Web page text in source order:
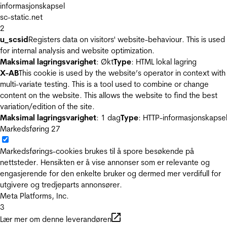
informasjonskapsel
sc-static.net
2
u_scsidRegisters data on visitors' website-behaviour. This is used
for internal analysis and website optimization.
Maksimal lagringsvarighet: ØktType: HTML lokal lagring
X-ABThis cookie is used by the website’s operator in context with
multi-variate testing. This is a tool used to combine or change
content on the website. This allows the website to find the best
variation/edition of the site.
Maksimal lagringsvarighet: 1 dagType: HTTP-informasjonskapsel
Markedsføring 27
Markedsførings-cookies brukes til å spore besøkende på
nettsteder. Hensikten er å vise annonser som er relevante og
engasjerende for den enkelte bruker og dermed mer verdifull for
utgivere og tredjeparts annonsører.
Meta Platforms, Inc.
3
Lær mer om denne leverandøren